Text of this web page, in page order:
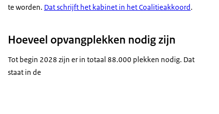
te worden. Dat schrijft het kabinet in het Coalitieakkoord.
Hoeveel opvangplekken nodig zijn
Tot begin 2028 zijn er in totaal 88.000 plekken nodig. Dat
staat in de